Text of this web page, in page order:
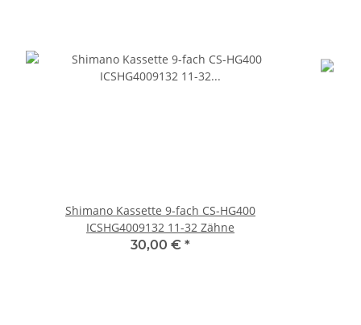
Shimano Kassette 9-fach CS-HG400
ICSHG4009132 11-32 Zähne
30,00 € *